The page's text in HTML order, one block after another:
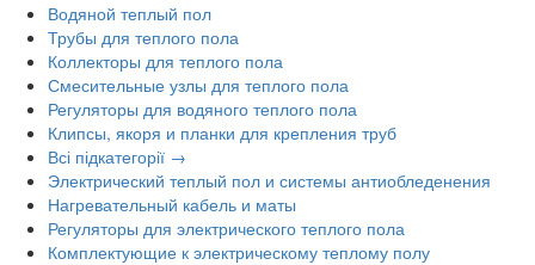
Водяной теплый пол
Трубы для теплого пола
Коллекторы для теплого пола
Смесительные узлы для теплого пола
Регуляторы для водяного теплого пола
Клипсы, якоря и планки для крепления труб
Всі підкатегорії →
Электрический теплый пол и системы антиобледенения
Нагревательный кабель и маты
Регуляторы для электрического теплого пола
Комплектующие к электрическому теплому полу